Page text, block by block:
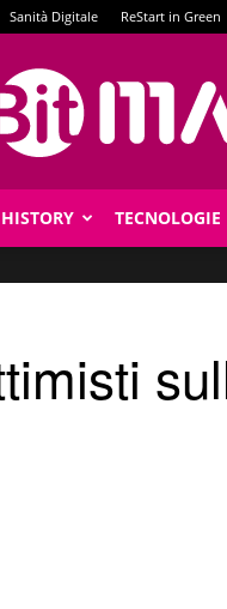
Sanità Digitale ReStart in Green
TECNOLOGIE